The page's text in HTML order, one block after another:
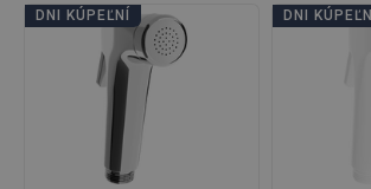
DNI KÚPEĽNÍ DNI KÚPEĽNÍ